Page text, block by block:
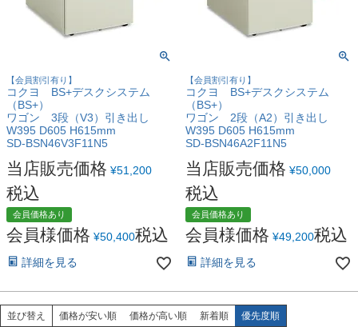
【会員割引有り】
コクヨ BS+デスクシステム
（BS+）
ワゴン 3段（V3）引き出し
W395 D605 H615mm
SD-BSN46V3F11N5
当店販売価格 ¥51,200
税込
会員価格あり
会員様価格 ¥50,400税込
詳細を見る
【会員割引有り】
コクヨ BS+デスクシステム
（BS+）
ワゴン 2段（A2）引き出し
W395 D605 H615mm
SD-BSN46A2F11N5
当店販売価格 ¥50,000
税込
会員価格あり
会員様価格 ¥49,200税込
詳細を見る
並び替え 価格が安い順 価格が高い順 新着順 優先度順